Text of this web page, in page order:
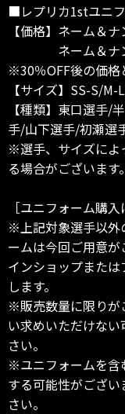
■レプリカ1stユニフ
【価格】ネーム＆
ネーム＆ナンバ
※30％OFF後の価格
【サイズ】SS-S/M-
【種類】東口選手/
手/山下選手/初瀬選
※選手、サイズによ
る場合がございます。
［ユニフォーム購
※上記対象選手以外
ームは今回ご用意
インショップまた
します。
※販売数量に限りが
い求めいただけな
さい。
※ユニフォームを含
する可能性がござ
さい。